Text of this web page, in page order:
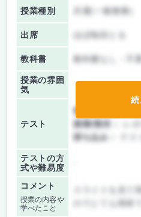
授業種別 共通(一般教養)
出席 ほぼ毎回とる
教科書 教科書なし・不要
授業の雰囲
気
テスト
前期/中間：
後期/期末：
持ち込み：
テストの方
式や難易度
コメント
授業の内容や
学べたこと
続